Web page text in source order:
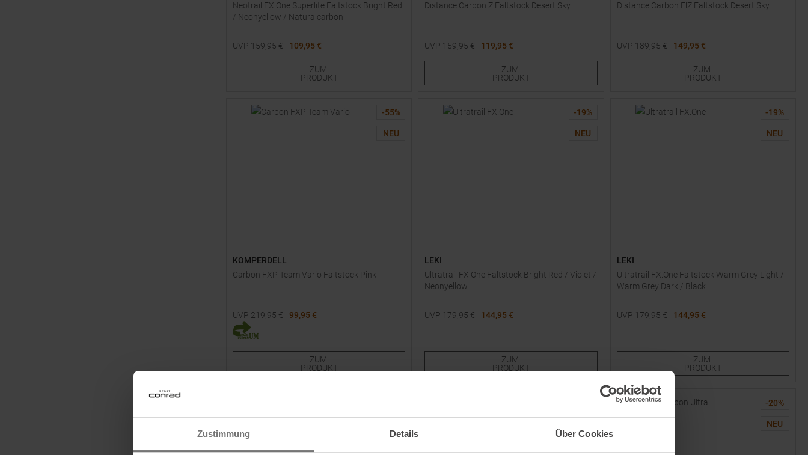
Zustimmung Details Über Cookies
Neotrail FX.One Superlite Faltstock Bright Red
/ Neonyellow / Naturalcarbon
UVP 159,95 €
109,95 €
125 130
ZUM
PRODUKT
Distance Carbon Z Faltstock Desert Sky
UVP 159,95 €
119,95 €
125 130
ZUM
PRODUKT
Distance Carbon FlZ Faltstock Desert Sky
UVP 189,95 €
149,95 €
ZUM
PRODUKT
-55%
NEU
KOMPERDELL
Carbon FXP Team Vario Faltstock Pink
UVP 219,95 €
99,95 €
Verfügbare Größen:
ZUM
PRODUKT
-19%
NEU
LEKI
Ultratrail FX.One Faltstock Bright Red / Violet /
Neonyellow
UVP 179,95 €
144,95 €
ZUM
PRODUKT
-19%
NEU
LEKI
Ultratrail FX.One Faltstock Warm Grey Light /
Warm Grey Dark / Black
UVP 179,95 €
144,95 €
ZUM
PRODUKT
-20%
NEU